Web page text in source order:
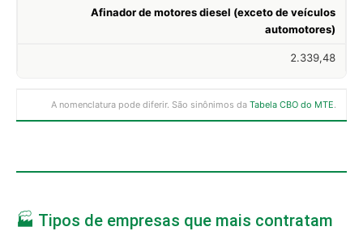
Afinador de motores diesel (exceto de veículos
automotores)
2.339,48
A nomenclatura pode diferir. São sinônimos da Tabela CBO do MTE.
🏭 Tipos de empresas que mais contratam